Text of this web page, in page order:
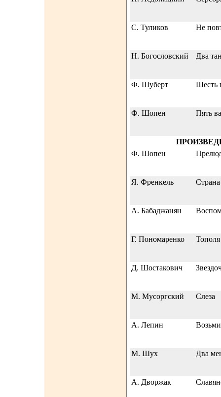
С. Туликов Не
Н. Богословский Два
Ф. Шуберт Шесть
Ф. Шопен Пять
Ф. Шопен
Я. Френкель Страна
А. Бабаджанян
Г. Пономаренко Тополя
Д. Шостакович
М. Мусоргский Слеза
А. Лепин
М. Шух Два
А. Дворжак